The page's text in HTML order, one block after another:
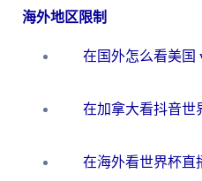
海外地区限制